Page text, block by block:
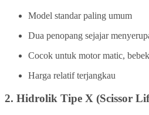
Model standar paling umum
Dua penopang sejajar
Cocok untuk motor matic,
Harga relatif terjangkau
2. Hidrolik Tipe X (Scissor